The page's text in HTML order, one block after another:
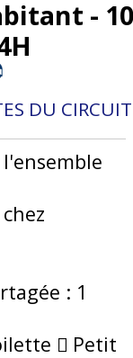
- 10
DU CIRCUIT
: 1
Petit